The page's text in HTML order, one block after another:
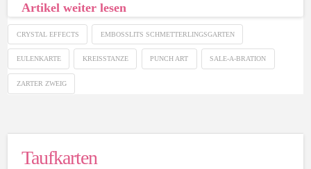
Artikel weiter lesen
CRYSTAL EFFECTS EMBOSSLITS SCHMETTERLINGSGARTEN
EULENKARTE KREISSTANZE PUNCH ART SALE-A-BRATION
ZARTER ZWEIG
Taufkarten